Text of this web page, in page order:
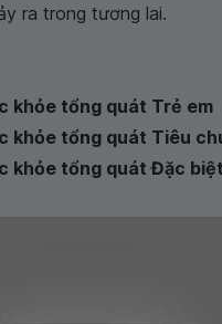
ra trong tương lai.
khỏe tổng quát Trẻ em
khỏe tổng quát Tiêu
khỏe tổng quát Đặc